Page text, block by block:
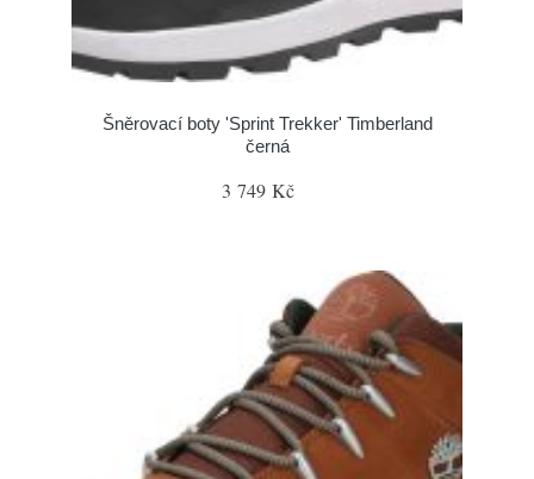
Šněrovací boty 'Sprint Trekker' Timberland
černá
3 749 Kč